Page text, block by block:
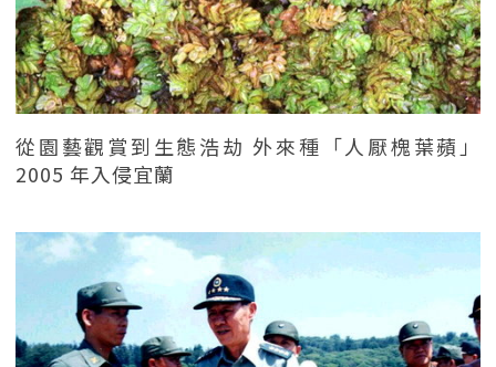
從園藝觀賞到生態浩劫 外來種「人厭槐葉蘋」
2005 年入侵宜蘭